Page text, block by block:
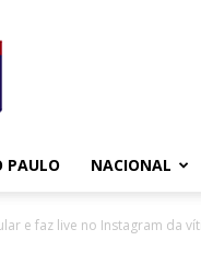
PAULO NACIONAL
e faz live no Instagram da